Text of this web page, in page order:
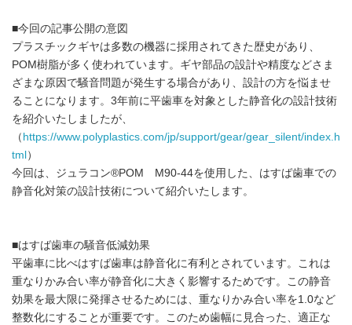
■今回の記事公開の意図
プラスチックギヤは多数の機器に採用されてきた歴史があり、
POM樹脂が多く使われています。ギヤ部品の設計や精度などさま
ざまな原因で騒音問題が発生する場合があり、設計の方を悩ませ
ることになります。3年前に平歯車を対象とした静音化の設計技術
を紹介いたしましたが、
（ https://www.polyplastics.com/jp/support/gear/gear_silent/index.h
tml ）
今回は、ジュラコン®POM M90-44を使用した、はすば歯車での
静音化対策の設計技術について紹介いたします。
■はすば歯車の騒音低減効果
平歯車に比べはすば歯車は静音化に有利とされています。これは
重なりかみ合い率が静音化に大きく影響するためです。この静音
効果を最大限に発揮させるためには、重なりかみ合い率を1.0など
整数化にすることが重要です。このため歯幅に見合った、適正な